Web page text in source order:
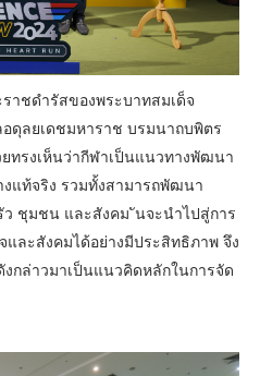
าชดํารัสของพระบาทสมเด็จ
ดุลยเดชมหาราช บรมนาถบพิตร
ทรงเห็นว่ากีฬาเป็นแนวทางพัฒนา
แท้จริง รวมทั้งสามารถพัฒนา
ชุมชน และสังคม ันจะนําไปสู่การ
ละสังคมได้อย่างมีประสิทธิภาพ จึง
กล่าวมาเป็นแนวคิดหลักในการจัด